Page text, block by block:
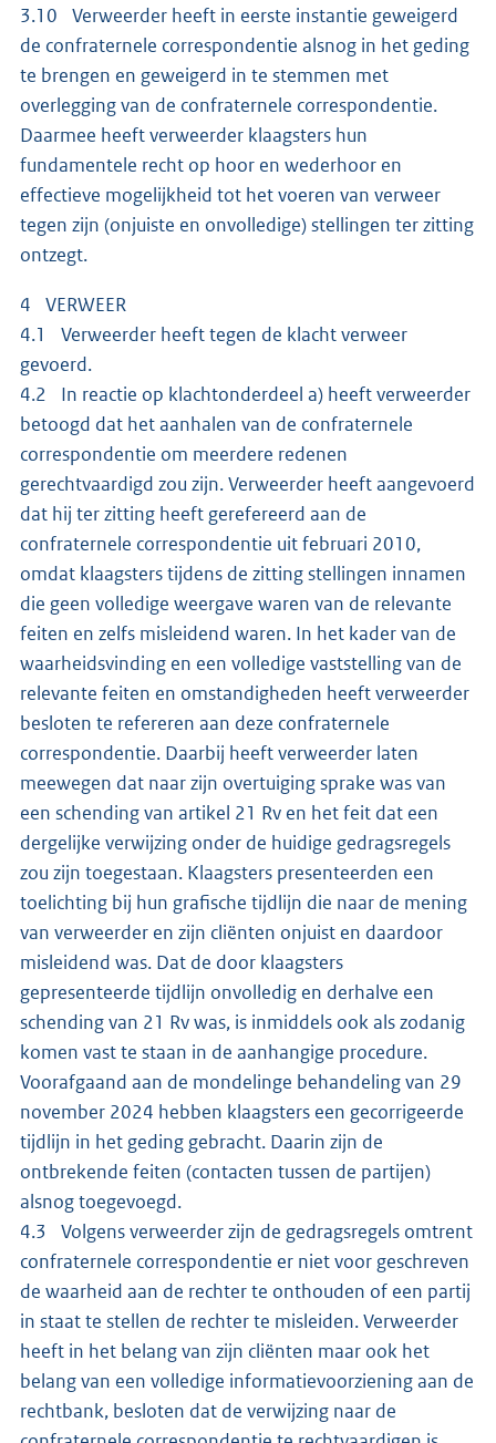
3.10 Verweerder heeft in eerste instantie geweigerd
de confraternele correspondentie alsnog in het geding
te brengen en geweigerd in te stemmen met
overlegging van de confraternele correspondentie.
Daarmee heeft verweerder klaagsters hun
fundamentele recht op hoor en wederhoor en
effectieve mogelijkheid tot het voeren van verweer
tegen zijn (onjuiste en onvolledige) stellingen ter zitting
ontzegt.
4 VERWEER
4.1 Verweerder heeft tegen de klacht verweer
gevoerd.
4.2 In reactie op klachtonderdeel a) heeft verweerder
betoogd dat het aanhalen van de confraternele
correspondentie om meerdere redenen
gerechtvaardigd zou zijn. Verweerder heeft aangevoerd
dat hij ter zitting heeft gerefereerd aan de
confraternele correspondentie uit februari 2010,
omdat klaagsters tijdens de zitting stellingen innamen
die geen volledige weergave waren van de relevante
feiten en zelfs misleidend waren. In het kader van de
waarheidsvinding en een volledige vaststelling van de
relevante feiten en omstandigheden heeft verweerder
besloten te refereren aan deze confraternele
correspondentie. Daarbij heeft verweerder laten
meewegen dat naar zijn overtuiging sprake was van
een schending van artikel 21 Rv en het feit dat een
dergelijke verwijzing onder de huidige gedragsregels
zou zijn toegestaan. Klaagsters presenteerden een
toelichting bij hun grafische tijdlijn die naar de mening
van verweerder en zijn cliënten onjuist en daardoor
misleidend was. Dat de door klaagsters
gepresenteerde tijdlijn onvolledig en derhalve een
schending van 21 Rv was, is inmiddels ook als zodanig
komen vast te staan in de aanhangige procedure.
Voorafgaand aan de mondelinge behandeling van 29
november 2024 hebben klaagsters een gecorrigeerde
tijdlijn in het geding gebracht. Daarin zijn de
ontbrekende feiten (contacten tussen de partijen)
alsnog toegevoegd.
4.3 Volgens verweerder zijn de gedragsregels omtrent
confraternele correspondentie er niet voor geschreven
de waarheid aan de rechter te onthouden of een partij
in staat te stellen de rechter te misleiden. Verweerder
heeft in het belang van zijn cliënten maar ook het
belang van een volledige informatievoorziening aan de
rechtbank, besloten dat de verwijzing naar de